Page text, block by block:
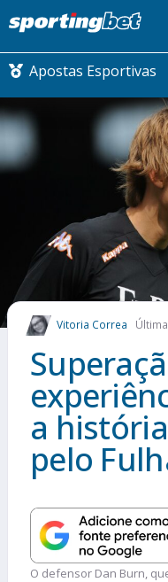
Apostas Esportivas
CONMEBOL
FUTEBOL
FUTEBOL
COMO
MAIS
Vitoria Correa
a
pelo
O defensor Dan Burn,